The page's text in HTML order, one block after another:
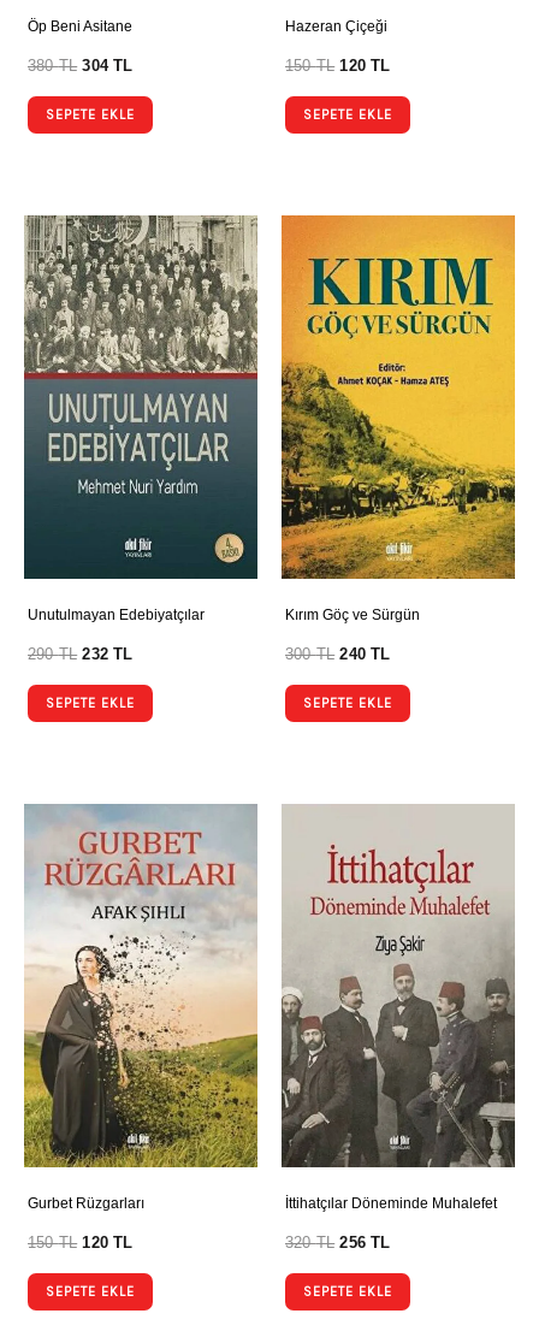
Öp Beni Asitane
380TL 304TL
SEPETE EKLE
Hazeran Çiçeği
150TL 120TL
SEPETE EKLE
Unutulmayan Edebiyatçılar
290TL 232TL
SEPETE EKLE
Kırım Göç ve Sürgün
300TL 240TL
SEPETE EKLE
Gurbet Rüzgarları
150TL 120TL
SEPETE EKLE
İttihatçılar Döneminde Muhalefet
320TL 256TL
SEPETE EKLE